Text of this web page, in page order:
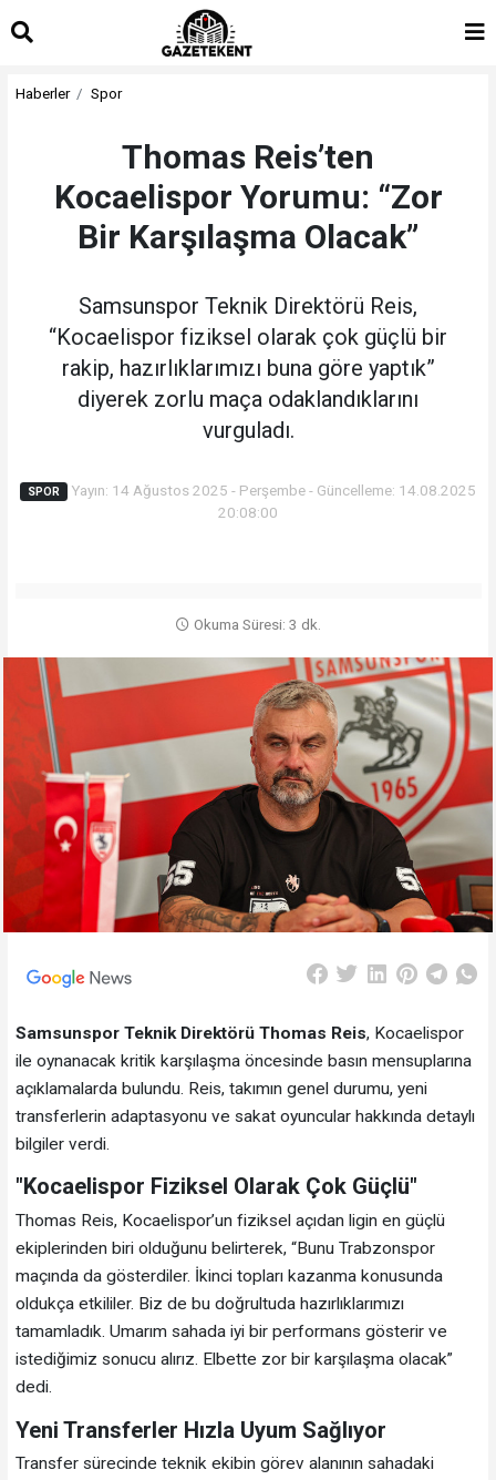
sohbet
sohbetler
chat
Haberler Spor
Thomas Reis’ten
Kocaelispor Yorumu: “Zor
Bir Karşılaşma Olacak”
Samsunspor Teknik Direktörü Reis,
“Kocaelispor fiziksel olarak çok güçlü bir
rakip, hazırlıklarımızı buna göre yaptık”
diyerek zorlu maça odaklandıklarını
vurguladı.
SPOR
Yayın: 14 Ağustos 2025 - Perşembe - Güncelleme: 14.08.2025
20:08:00
Okuma Süresi: 3 dk.
Samsunspor Teknik Direktörü Thomas Reis, Kocaelispor
ile oynanacak kritik karşılaşma öncesinde basın mensuplarına
açıklamalarda bulundu. Reis, takımın genel durumu, yeni
transferlerin adaptasyonu ve sakat oyuncular hakkında detaylı
bilgiler verdi.
"Kocaelispor Fiziksel Olarak Çok Güçlü"
Thomas Reis, Kocaelispor’un fiziksel açıdan ligin en güçlü
ekiplerinden biri olduğunu belirterek, “Bunu Trabzonspor
maçında da gösterdiler. İkinci topları kazanma konusunda
oldukça etkililer. Biz de bu doğrultuda hazırlıklarımızı
tamamladık. Umarım sahada iyi bir performans gösterir ve
istediğimiz sonucu alırız. Elbette zor bir karşılaşma olacak”
dedi.
Yeni Transferler Hızla Uyum Sağlıyor
Transfer sürecinde teknik ekibin görev alanının sahadaki